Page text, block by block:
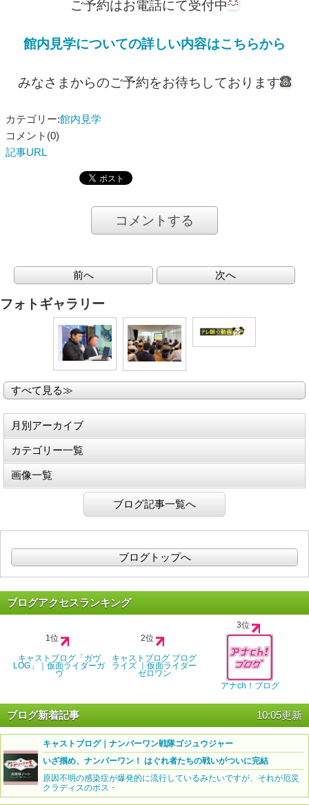
ご予約はお電話にて受付中
館内見学についての詳しい内容はこちらから
みなさまからのご予約をお待ちしております
カテゴリー:館内見学
コメント(0)
記事URL
コメントする
前へ 次へ
フォトギャラリー
すべて見る≫
月別アーカイブ
カテゴリー一覧
画像一覧
ブログ記事一覧へ
ブログトップへ
ブログアクセスランキング
1位
キャストブログ「ガヴ
LOG」｜仮面ライダーガ
ヴ
2位
キャストブログ ブログ
ライズ ｜仮面ライダー
ゼロワン
3位
アナch！ブログ
ブログ新着記事 10:05更新
キャストブログ｜ナンバーワン戦隊ゴジュウジャー
いざ掴め、ナンバーワン！ はぐれ者たちの戦いがついに完結
原因不明の感染症が爆発的に流行しているみたいですが、それが厄災
クラディスのボス・